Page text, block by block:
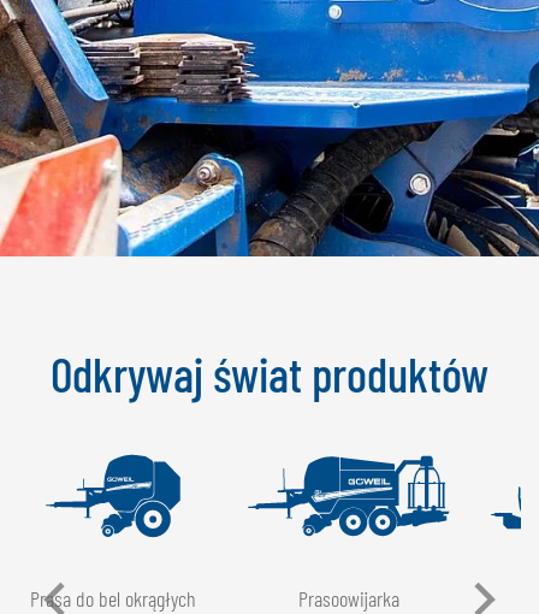
Odkrywaj świat produktów
Prasa do bel okrągłych Prasoowijarka